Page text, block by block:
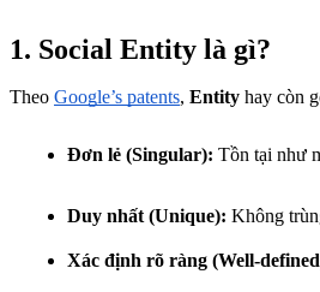
1. Social Entity là gì?
Theo Google’s patents, Entity hay còn
Đơn lẻ (Singular): Tồn tại như
Duy nhất (Unique): Không
Xác định rõ ràng (Well-